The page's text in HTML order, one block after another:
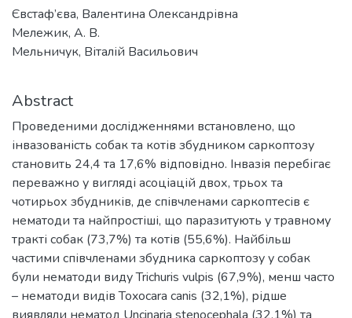
Євстаф’єва, Валентина Олександрівна
Мележик, А. В.
Мельничук, Віталій Васильович
Abstract
Проведеними дослідженнями встановлено, що
інвазованість собак та котів збудником саркоптозу
становить 24,4 та 17,6% відповідно. Інвазія перебігає
переважно у вигляді асоціацій двох, трьох та
чотирьох збудників, де співчленами саркоптесів є
нематоди та найпростіші, що паразитують у травному
тракті собак (73,7%) та котів (55,6%). Найбільш
частими співчленами збудника саркоптозу у собак
були нематоди виду Trichuris vulpis (67,9%), менш часто
– нематоди видів Toxocara canis (32,1%), рідше